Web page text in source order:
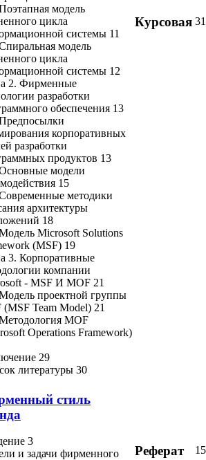
модель
цикла
системы 11
модель
цикла
системы 12
2. Фирменные
разработки
обеспечения 13
корпоративных
разработки
продуктов 13
модели
15
методики
архитектуры
18
Microsoft Solutions
(MSF) 19
3. Корпоративные
компании
- MSF И MOF 21
проектной группы
(MSF Team Model) 21
MOF
Operations Framework)
29
литературы 30
Курсовая 31
стиль
3
и задачи фирменного
Реферат 15